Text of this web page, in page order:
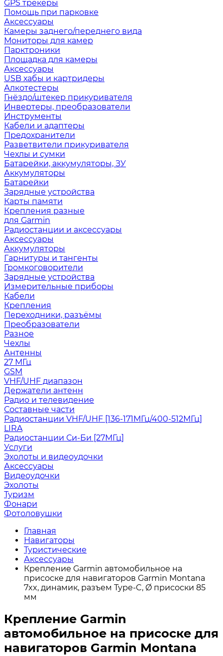
GPS трекеры
Помощь при парковке
Аксессуары
Камеры заднего/переднего вида
Мониторы для камер
Парктроники
Площадка для камеры
Аксессуары
USB хабы и картридеры
Алкотестеры
Гнёздо/штекер прикуривателя
Инвертеры, преобразователи
Инструменты
Кабели и адаптеры
Предохранители
Разветвители прикуривателя
Чехлы и сумки
Батарейки, аккумуляторы, ЗУ
Аккумуляторы
Батарейки
Зарядные устройства
Карты памяти
Крепления разные
для Garmin
Радиостанции и аксессуары
Аксессуары
Аккумуляторы
Гарнитуры и тангенты
Громкоговорители
Зарядные устройства
Измерительные приборы
Кабели
Крепления
Переходники, разъёмы
Преобразователи
Разное
Чехлы
Антенны
27 МГц
GSM
VHF/UHF диапазон
Держатели антенн
Радио и телевидение
Составные части
Радиостанции VHF/UHF [136-171МГц/400-512МГц]
LIRA
Радиостанции Си-Би [27МГц]
Услуги
Эхолоты и видеоудочки
Аксессуары
Видеоудочки
Эхолоты
Туризм
Фонари
Фотоловушки
Главная
Навигаторы
Туристические
Аксессуары
Крепление Garmin автомобильное на
присоске для навигаторов Garmin Montana
7xx, динамик, разъем Type-C, Ø присоски 85
мм
Крепление Garmin
автомобильное на присоске для
навигаторов Garmin Montana